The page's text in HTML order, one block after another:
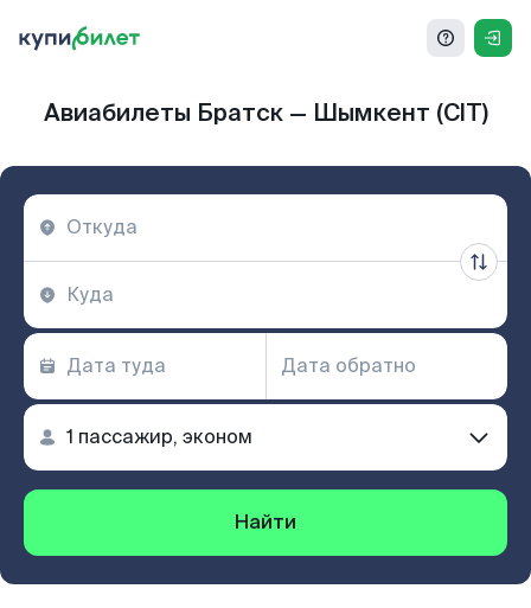
Авиабилеты Братск — Шымкент (CIT)
Найти